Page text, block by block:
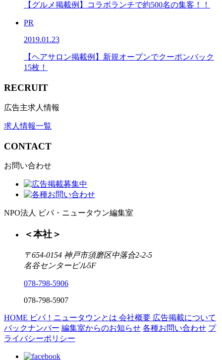
【グルメ掲載例】コラボランチで約500名の集客！！
PR
2019.01.23
【ヘアサロン掲載例】新規オープンでクーポンバック
15枚！
RECRUIT
広告主求人情報
求人情報一覧
CONTACT
お問い合わせ
NPO法人 ビバ・ニュータウン編集室
＜本社＞
〒654-0154 神戸市須磨区中落合2-2-5
名谷センタービル5F
078-798-5906
078-798-5907
HOME ビバ！ニュータウンとは 会社概要 広告掲載について
バックナンバー 編集室からのお知らせ 各種お問い合わせ プ
ライバシーポリシー